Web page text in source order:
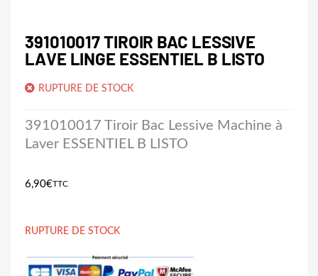
391010017 TIROIR BAC LESSIVE
LAVE LINGE ESSENTIEL B LISTO
RUPTURE DE STOCK
391010017 Tiroir Bac Lessive Machine à
Laver ESSENTIEL B LISTO
6,90€TTC
RUPTURE DE STOCK